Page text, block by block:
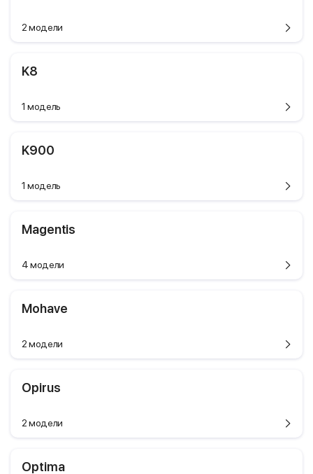
2 модели
K8
1 модель
K900
1 модель
Magentis
4 модели
Mohave
2 модели
Opirus
2 модели
Optima